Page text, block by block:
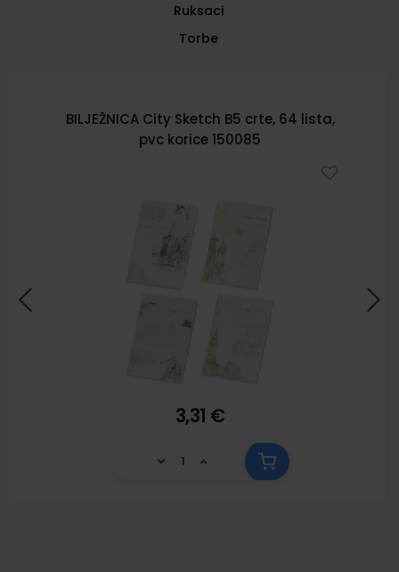
Ruksaci
Torbe
BILJEŽNICA City Sketch B5 crte, 64 lista,
pvc korice 150085
3,31 €